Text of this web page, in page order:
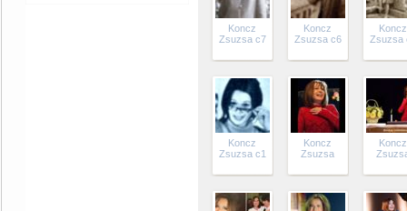
Koncz
Zsuzsa c7
Koncz
Zsuzsa c6
Koncz
Zsuzsa
Koncz
Zsuzsa c1
Koncz
Zsuzsa
Koncz